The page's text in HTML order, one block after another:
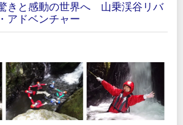
きと感動の世界へ 山乗渓谷リバ
アドベンチャー